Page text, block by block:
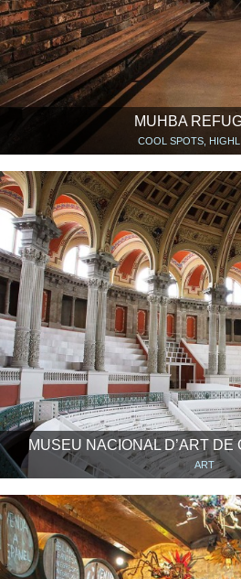
MUHBA
COOL SPOTS,
MUSEU NACIONAL D’ART DE
ART